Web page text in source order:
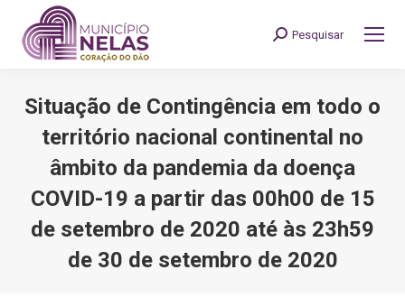
Search:
Pesquisar
Situação de Contingência em todo o
território nacional continental no
âmbito da pandemia da doença
COVID-19 a partir das 00h00 de 15
de setembro de 2020 até às 23h59
de 30 de setembro de 2020